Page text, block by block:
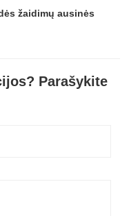
žaidimų ausinės
Parašykite